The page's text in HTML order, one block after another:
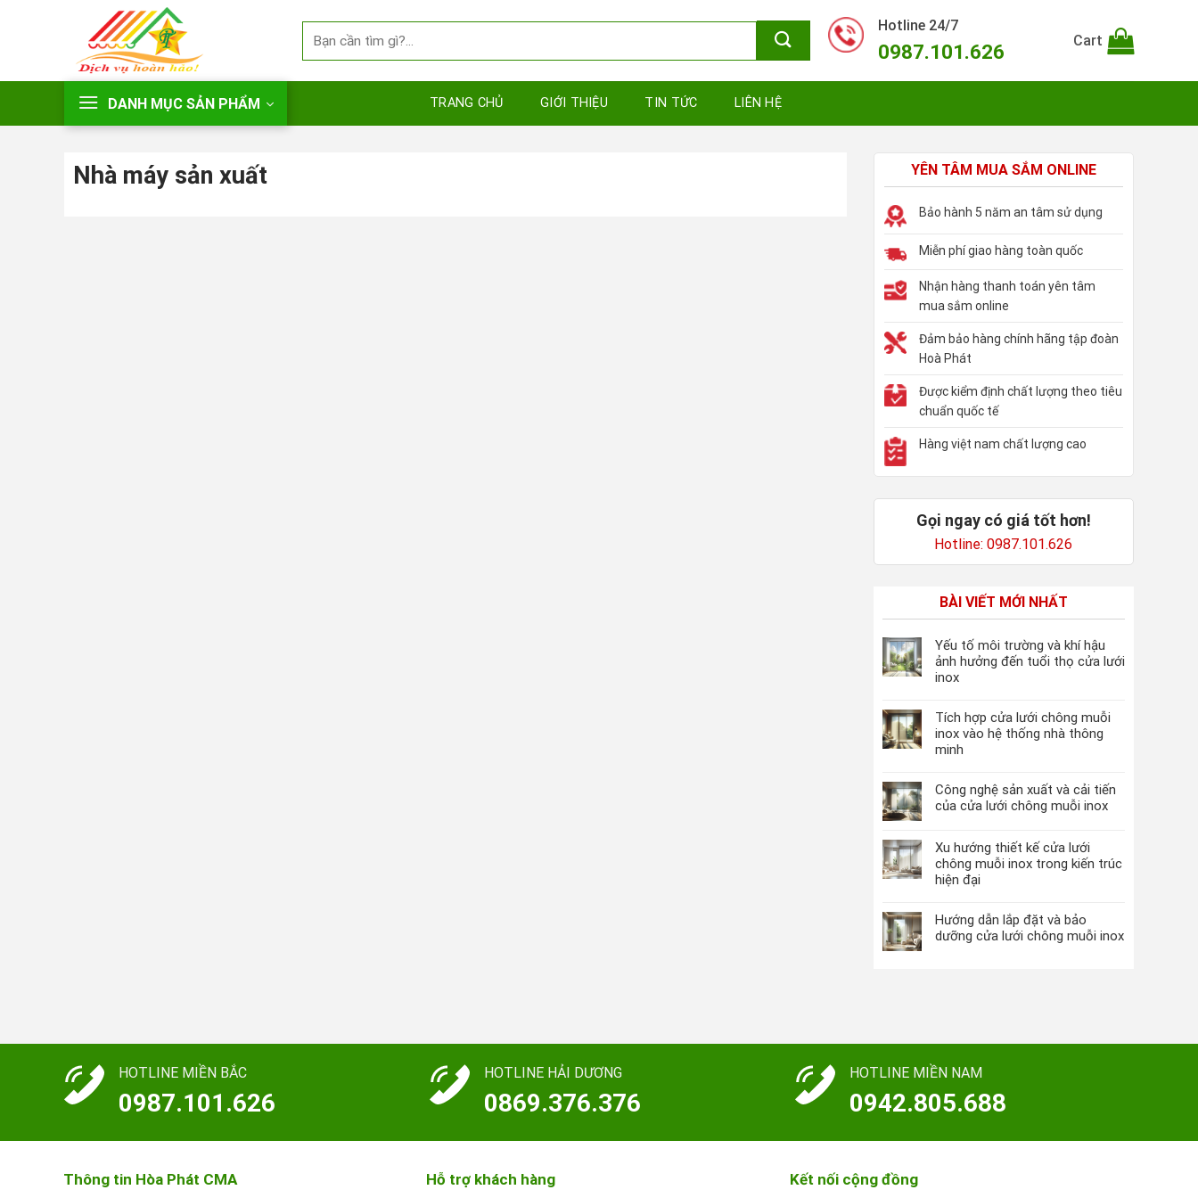
Hotline 24/7
0987.101.626 Cart
DANH MỤC SẢN PHẨM TRANG CHỦ GIỚI THIỆU TIN TỨC LIÊN HỆ
Nhà máy sản xuất YÊN TÂM MUA SẮM ONLINE
Bảo hành 5 năm an tâm sử dụng
Miễn phí giao hàng toàn quốc
Nhận hàng thanh toán yên tâm
mua sắm online
Đảm bảo hàng chính hãng tập đoàn
Hoà Phát
Được kiểm định chất lượng theo tiêu
chuẩn quốc tế
Hàng việt nam chất lượng cao
Gọi ngay có giá tốt hơn!
Hotline: 0987.101.626
BÀI VIẾT MỚI NHẤT
Yếu tố môi trường và khí hậu
ảnh hưởng đến tuổi thọ cửa lưới
inox
Tích hợp cửa lưới chông muỗi
inox vào hệ thống nhà thông
minh
Công nghệ sản xuất và cải tiến
của cửa lưới chông muỗi inox
Xu hướng thiết kế cửa lưới
chông muỗi inox trong kiến trúc
hiện đại
Hướng dẫn lắp đặt và bảo
dưỡng cửa lưới chông muỗi inox
HOTLINE MIỀN BẮC
0987.101.626
HOTLINE HẢI DƯƠNG
0869.376.376
HOTLINE MIỀN NAM
0942.805.688
Thông tin Hòa Phát CMA Hỗ trợ khách hàng Kết nối cộng đồng